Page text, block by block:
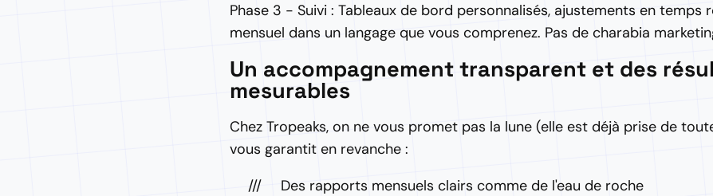
Phase 3 - Suivi : Tableaux de bord personnalisés, ajustements en temps
mensuel dans un langage que vous comprenez. Pas de charabia
Un accompagnement transparent et des
mesurables
Chez Tropeaks, on ne vous promet pas la lune (elle est déjà prise de
vous garantit en revanche :
Des rapports mensuels clairs comme de l'eau de roche